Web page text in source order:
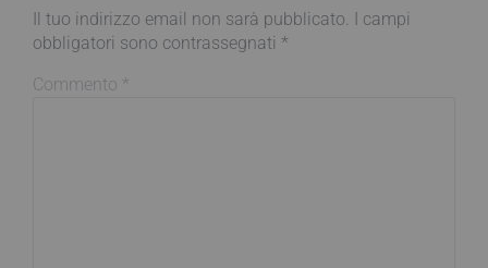
Il tuo indirizzo email non sarà pubblicato. I campi
obbligatori sono contrassegnati *
Commento *